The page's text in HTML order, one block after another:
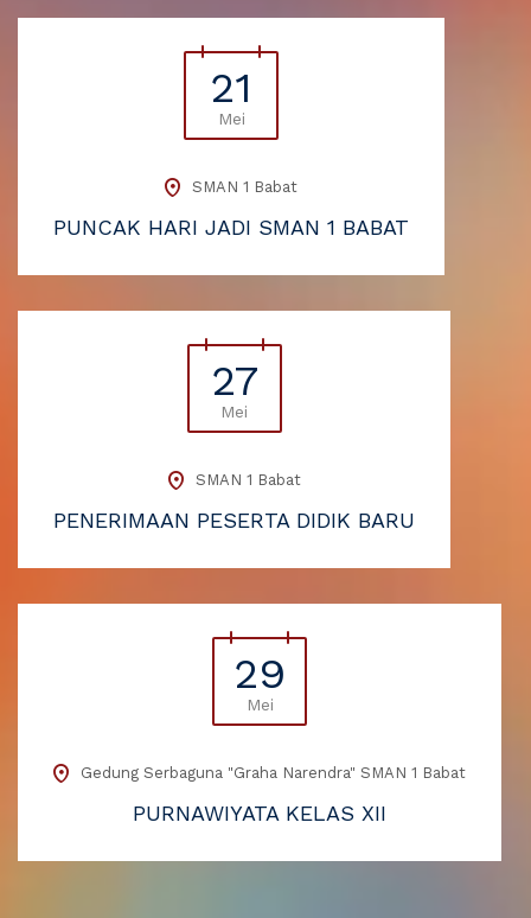
21
Mei
SMAN 1 Babat
PUNCAK HARI JADI SMAN 1 BABAT
27
Mei
SMAN 1 Babat
PENERIMAAN PESERTA DIDIK BARU
29
Mei
Gedung Serbaguna "Graha Narendra" SMAN 1 Babat
PURNAWIYATA KELAS XII